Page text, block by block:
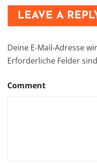
LEAVE A
Deine E-Mail-Adresse
Erforderliche Felder
Comment